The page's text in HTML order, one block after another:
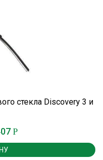
стекла Discovery 3 и
Р